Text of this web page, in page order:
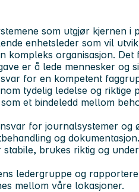
som utgjør kjernen i
enhetsleder som vil
kompleks organisasjon.
er å lede mennesker og
for en kompetent
tydelig ledelse og riktige
et bindeledd mellom
for journalsystemer og
og
stabile, brukes riktig og
ledergruppe og
mellom våre lokasjoner.